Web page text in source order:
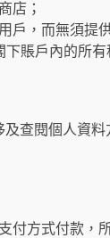
店；
戶，而無須提
賬戶內的所
查閱個人資
付方式付款，